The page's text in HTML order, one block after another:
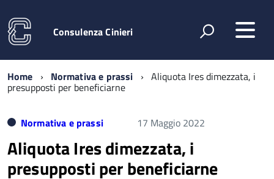
Consulenza Cinieri
Home Normativa e prassi Aliquota Ires dimezzata, i
presupposti per beneficiarne
Normativa e prassi 17 Maggio 2022
Aliquota Ires dimezzata, i
presupposti per beneficiarne